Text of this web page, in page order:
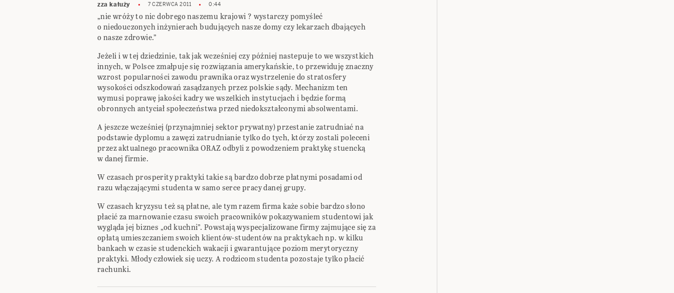
zza kałuży 7 CZERWCA 2011 0:44
„nie wróży to nic dobrego naszemu krajowi ? wystarczy pomyśleć
o niedouczonych inżynierach budujących nasze domy czy lekarzach dbających
o nasze zdrowie.”
Jeżeli i w tej dziedzinie, tak jak wcześniej czy później nastepuje to we wszystkich
innych, w Polsce zmałpuje się rozwiązania amerykańskie, to przewiduję znaczny
wzrost popularności zawodu prawnika oraz wystrzelenie do stratosfery
wysokości odszkodowań zasądzanych przez polskie sądy. Mechanizm ten
wymusi poprawę jakości kadry we wszelkich instytucjach i będzie formą
obronnych antyciał społeczeństwa przed niedokształconymi absolwentami.
A jeszcze wcześniej (przynajmniej sektor prywatny) przestanie zatrudniać na
podstawie dyplomu a zawęzi zatrudnianie tylko do tych, którzy zostali poleceni
przez aktualnego pracownika ORAZ odbyli z powodzeniem praktykę stuencką
w danej firmie.
W czasach prosperity praktyki takie są bardzo dobrze płatnymi posadami od
razu włączającymi studenta w samo serce pracy danej grupy.
W czasach kryzysu też są płatne, ale tym razem firma każe sobie bardzo słono
płacić za marnowanie czasu swoich pracowników pokazywaniem studentowi jak
wygląda jej biznes „od kuchni”. Powstają wyspecjalizowane firmy zajmujące się za
opłatą umieszczaniem swoich klientów-studentów na praktykach np. w kilku
bankach w czasie studenckich wakacji i gwarantujące poziom merytoryczny
praktyki. Młody człowiek się uczy. A rodzicom studenta pozostaje tylko płacić
rachunki.